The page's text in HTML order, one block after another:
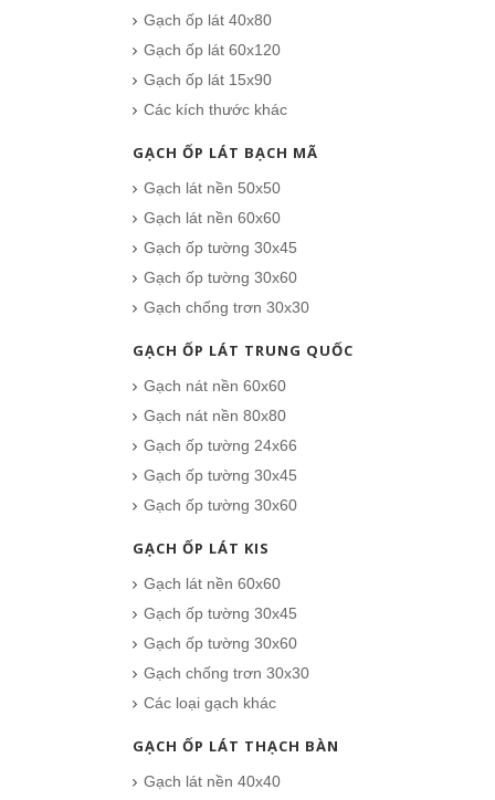
Gạch ốp lát 40x80
Gạch ốp lát 60x120
Gạch ốp lát 15x90
Các kích thước khác
GẠCH ỐP LÁT BẠCH MÃ
Gạch lát nền 50x50
Gạch lát nền 60x60
Gạch ốp tường 30x45
Gạch ốp tường 30x60
Gạch chống trơn 30x30
GẠCH ỐP LÁT TRUNG QUỐC
Gạch nát nền 60x60
Gạch nát nền 80x80
Gạch ốp tường 24x66
Gạch ốp tường 30x45
Gạch ốp tường 30x60
GẠCH ỐP LÁT KIS
Gạch lát nền 60x60
Gạch ốp tường 30x45
Gạch ốp tường 30x60
Gạch chống trơn 30x30
Các loại gạch khác
GẠCH ỐP LÁT THẠCH BÀN
Gạch lát nền 40x40